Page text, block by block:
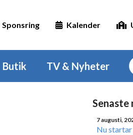
Sponsring Kalender
Butik TV & Nyheter
7 augusti,
Nu startar